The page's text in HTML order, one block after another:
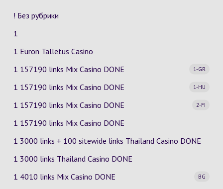
! Без рубрики
1
1 Euron Talletus Casino
1 157190 links Mix Casino
1-GR
DONE
1 157190 links Mix Casino
1-HU
DONE
1 157190 links Mix Casino
2-FI
DONE
1 157190 links Mix Casino DONE
1 3000 links + 100 sitewide links Thailand Casino DONE
1 3000 links Thailand Casino DONE
1 4010 links Mix Casino
BG
DONE